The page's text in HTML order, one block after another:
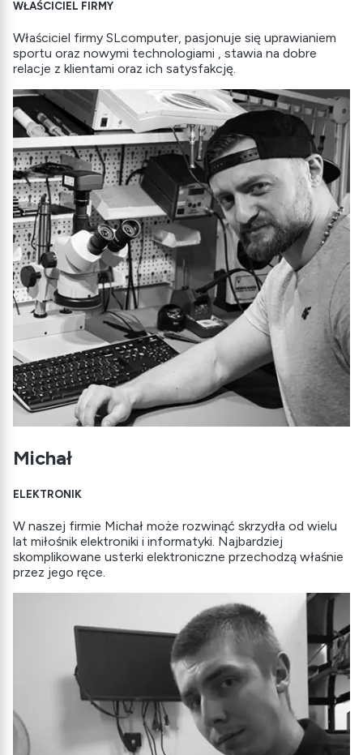
WŁAŚCICIEL FIRMY
Właściciel firmy SLcomputer, pasjonuje się uprawianiem
sportu oraz nowymi technologiami , stawia na dobre
relacje z klientami oraz ich satysfakcję.
Michał
ELEKTRONIK
W naszej firmie Michał może rozwinąć skrzydła od wielu
lat miłośnik elektroniki i informatyki. Najbardziej
skomplikowane usterki elektroniczne przechodzą właśnie
przez jego ręce.